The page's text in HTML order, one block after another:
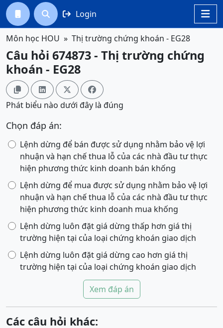

  Login
Môn học HOU Thị trường chứng khoán - EG28
Câu hỏi 674873 - Thị trường chứng
khoán - EG28
   
Phát biểu nào dưới đây là đúng
Chọn đáp án:
Lệnh dừng để bán được sử dụng nhằm bảo vệ lợi
nhuận và hạn chế thua lỗ của các nhà đầu tư thực
hiện phương thức kinh doanh bán khống
Lệnh dừng để mua được sử dụng nhằm bảo vệ lợi
nhuận và hạn chế thua lỗ của các nhà đầu tư thực
hiện phương thức kinh doanh mua khống
Lệnh dừng luôn đặt giá dừng thấp hơn giá thị
trường hiện tại của loại chứng khoán giao dịch
Lệnh dừng luôn đặt giá dừng cao hơn giá thị
trường hiện tại của loại chứng khoán giao dịch
Xem đáp án
Các câu hỏi khác: